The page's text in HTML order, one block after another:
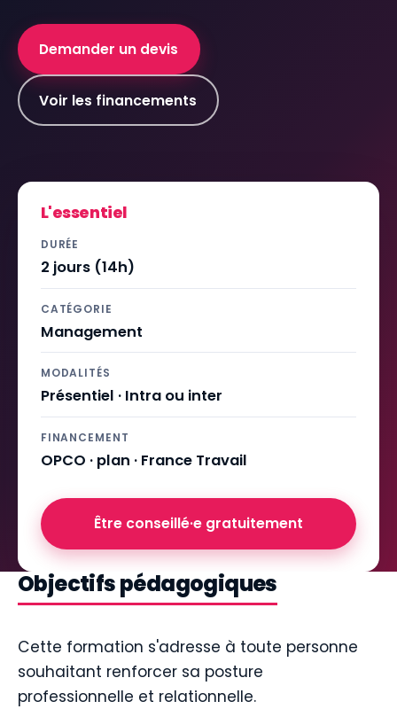
Demander un devis
Voir les financements
L'essentiel
DURÉE
2 jours (14h)
CATÉGORIE
Management
MODALITÉS
Présentiel · Intra ou inter
FINANCEMENT
OPCO · plan · France Travail
Être conseillé·e gratuitement
Objectifs pédagogiques
Cette formation s'adresse à toute personne
souhaitant renforcer sa posture
professionnelle et relationnelle.